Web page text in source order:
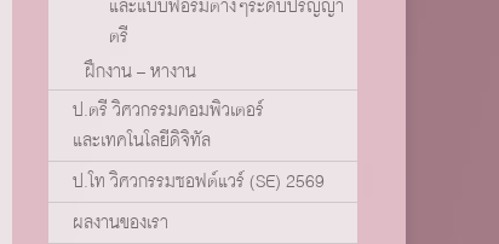
ตรี
ฝึกงาน – หางาน
ป.ตรี วิศวกรรมคอมพิวเตอร์
และเทคโนโลยีดิจิทัล
ป.โท วิศวกรรมซอฟต์แวร์ (SE) 2569
ผลงานของเรา